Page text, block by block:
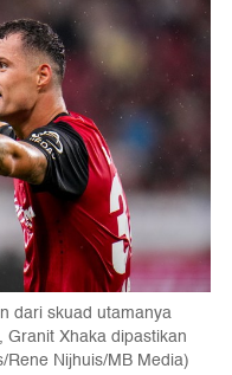
dari skuad utamanya
Xhaka dipastikan
Nijhuis/MB Media)